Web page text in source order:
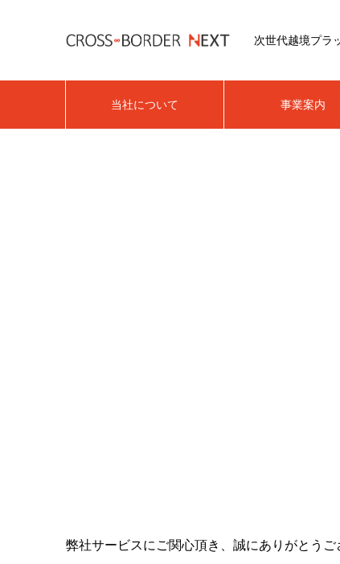
次世代越境プラ
当社について 事業案内
弊社サービスにご関心頂き、誠にありがとうご